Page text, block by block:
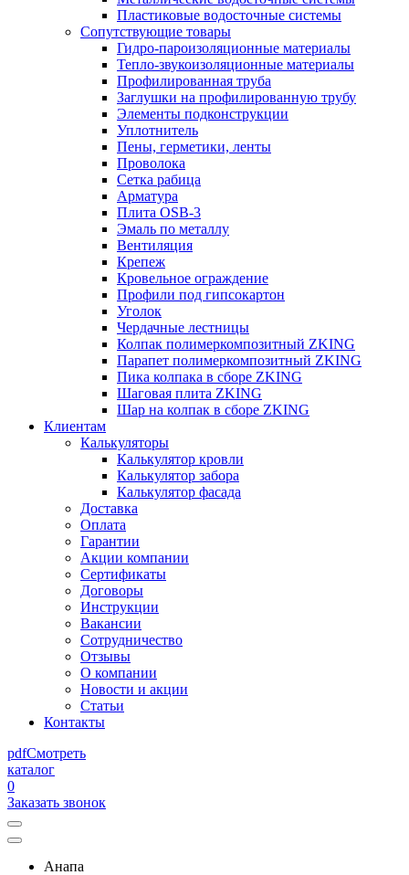
Пластиковые водосточные системы
Сопутствующие товары
Гидро-пароизоляционные материалы
Тепло-звукоизоляционные материалы
Профилированная труба
Заглушки на профилированную трубу
Элементы подконструкции
Уплотнитель
Пены, герметики, ленты
Проволока
Сетка рабица
Арматура
Плита OSB-3
Эмаль по металлу
Вентиляция
Крепеж
Кровельное ограждение
Профили под гипсокартон
Уголок
Чердачные лестницы
Колпак полимеркомпозитный ZKING
Парапет полимеркомпозитный ZKING
Пика колпака в сборе ZKING
Шаговая плита ZKING
Шар на колпак в сборе ZKING
Клиентам
Калькуляторы
Калькулятор кровли
Калькулятор забора
Калькулятор фасада
Доставка
Оплата
Гарантии
Акции компании
Сертификаты
Договоры
Инструкции
Вакансии
Сотрудничество
Отзывы
О компании
Новости и акции
Статьи
Контакты
pdfСмотреть
каталог
0
Заказать звонок
Анапа